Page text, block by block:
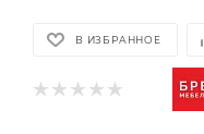
В ИЗБРАННОЕ